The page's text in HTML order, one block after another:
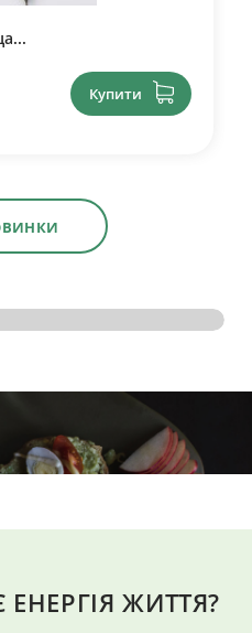
Купити
ЖИТТЯ?